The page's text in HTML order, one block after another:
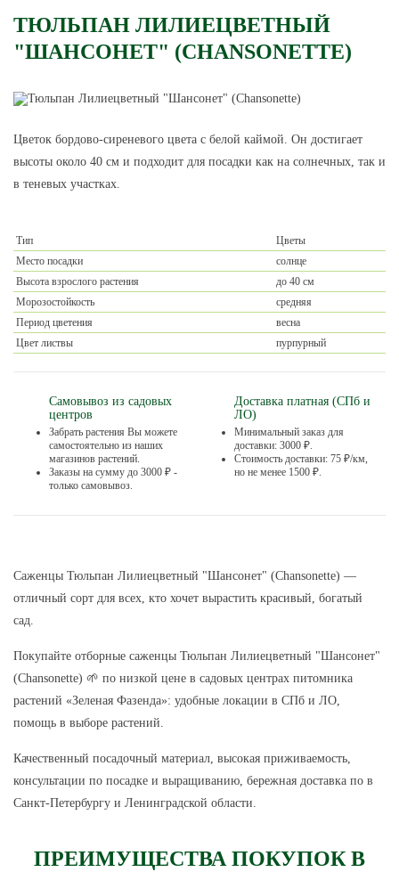
ТЮЛЬПАН ЛИЛИЕЦВЕТНЫЙ
"ШАНСОНЕТ" (CHANSONETTE)
Цветок бордово-сиреневого цвета с белой каймой. Он достигает
высоты около 40 см и подходит для посадки как на солнечных, так и
в теневых участках.
Тип
Цветы
Место посадки
солнце
Высота взрослого растения
до 40 см
Морозостойкость
средняя
Период цветения
весна
Цвет листвы
пурпурный
Самовывоз из садовых
центров
Забрать растения Вы можете
самостоятельно из наших
магазинов растений.
Заказы на сумму до 3000 ₽ -
только самовывоз.
Доставка платная (СПб и
ЛО)
Минимальный заказ для
доставки: 3000 ₽.
Стоимость доставки: 75 ₽/км,
но не менее 1500 ₽.
Саженцы Тюльпан Лилиецветный "Шансонет" (Chansonette) —
отличный сорт для всех, кто хочет вырастить красивый, богатый
сад.
Покупайте отборные саженцы Тюльпан Лилиецветный "Шансонет"
(Chansonette) 🌱 по низкой цене в садовых центрах питомника
растений «Зеленая Фазенда»: удобные локации в СПб и ЛО,
помощь в выборе растений.
Качественный посадочный материал, высокая приживаемость,
консультации по посадке и выращиванию, бережная доставка по в
Санкт-Петербургу и Ленинградской области.
ПРЕИМУЩЕСТВА ПОКУПОК В